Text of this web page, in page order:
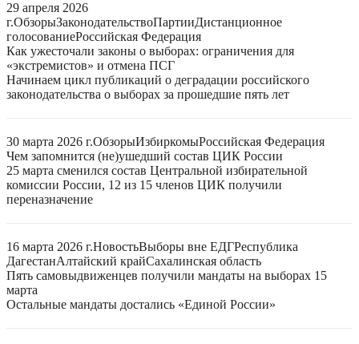
29 апреля 2026
г.ОбзорыЗаконодательствоПартииДистанционное
голосованиеРоссийская Федерация
Как ужесточали законы о выборах: ограничения для
«экстремистов» и отмена ПСГ
Начинаем цикл публикаций о деградации российского
законодательства о выборах за прошедшие пять лет
30 марта 2026 г.ОбзорыИзбиркомыРоссийская Федерация
Чем запомнится (не)ушедший состав ЦИК России
25 марта сменился состав Центральной избирательной
комиссии России, 12 из 15 членов ЦИК получили
переназначение
16 марта 2026 г.НовостьВыборы вне ЕДГРеспублика
ДагестанАлтайский крайСахалинская область
Пять самовыдвиженцев получили мандаты на выборах 15
марта
Остальные мандаты достались «Единой России»